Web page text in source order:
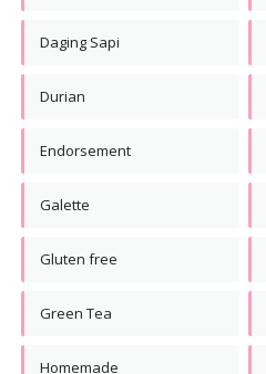
Daging Sapi
Durian
Endorsement
Galette
Gluten free
Green Tea
Homemade